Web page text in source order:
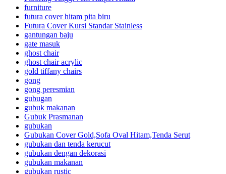
furniture
futura cover hitam pita biru
Futura Cover Kursi Standar Stainless
gantungan baju
gate masuk
ghost chair
ghost chair acrylic
gold tiffany chairs
gong
gong peresmian
gubugan
gubuk makanan
Gubuk Prasmanan
gubukan
Gubukan Cover Gold,Sofa Oval Hitam,Tenda Serut
gubukan dan tenda kerucut
gubukan dengan dekorasi
gubukan makanan
gubukan rustic